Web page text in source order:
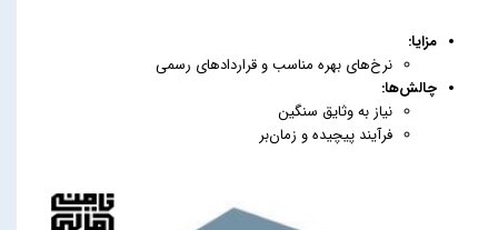
مزایا:
نرخ‌های بهره مناسب و قراردادهای رسمی
چالش‌ها:
نیاز به وثایق سنگین
فرآیند پیچیده و زمان‌بر